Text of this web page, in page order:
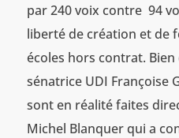
par 240 voix contre 94
liberté de création et de
écoles hors contrat.
sénatrice UDI Françoise
sont en réalité faites
Michel Blanquer qui a